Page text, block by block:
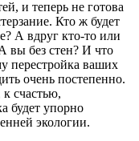
и теперь не готова
Кто ж будет
А вдруг кто-то или
вы без стен? И что
перестройка ваших
очень постепенно.
счастью,
будет упорно
экологии.